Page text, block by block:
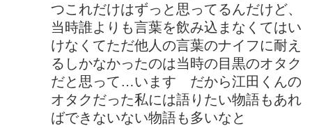
つこれだけはずっと思ってるんだけど、
当時誰よりも言葉を飲み込まなくてはい
けなくてただ他人の言葉のナイフに耐え
るしかなかったのは当時の目黒のオタク
だと思って…います だから江田くんの
オタクだった私には語りたい物語もあれ
ばできないない物語も多いなと